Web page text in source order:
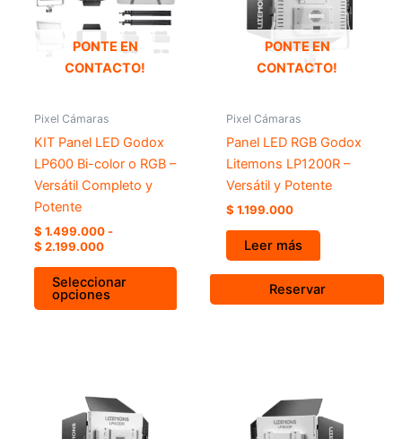
PONTE EN
CONTACTO!
Pixel Cámaras
KIT Panel LED Godox
LP600 Bi-color o RGB –
Versátil Completo y
Potente
$ 1.499.000 -
$ 2.199.000
hasta
$ 2.199.000
Seleccionar
opciones
PONTE EN
CONTACTO!
Pixel Cámaras
Panel LED RGB Godox
Litemons LP1200R –
Versátil y Potente
$ 1.199.000
Leer más
Reservar